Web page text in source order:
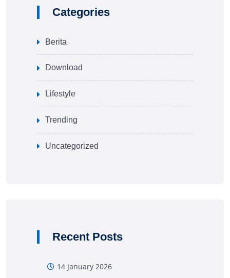
Categories
Berita
Download
Lifestyle
Trending
Uncategorized
Recent Posts
14 January 2026